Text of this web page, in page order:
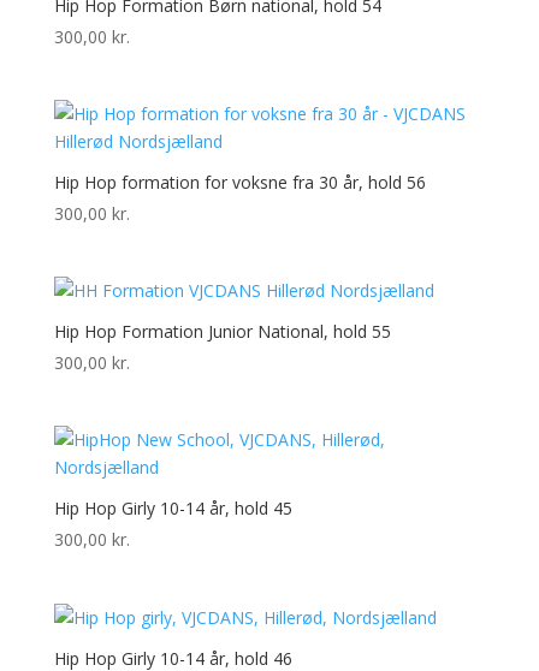
Hip Hop Formation Børn national, hold 54
300,00 kr.
Hip Hop formation for voksne fra 30 år, hold 56
300,00 kr.
Hip Hop Formation Junior National, hold 55
300,00 kr.
Hip Hop Girly 10-14 år, hold 45
300,00 kr.
Hip Hop Girly 10-14 år, hold 46